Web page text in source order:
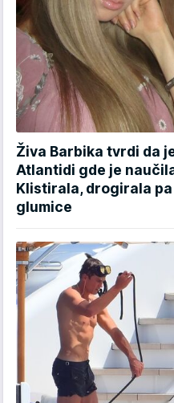
Živa Barbika tvrdi da
Atlantidi gde je
Klistirala, drogirala
glumice